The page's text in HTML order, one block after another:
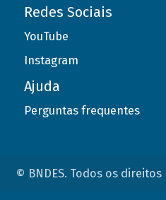
Redes Sociais
YouTube
Instagram
Ajuda
Perguntas frequentes
© BNDES. Todos os